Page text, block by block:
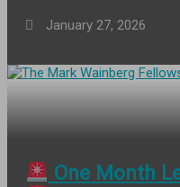
January 27, 2026
One Month